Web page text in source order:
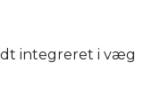
integreret i væg